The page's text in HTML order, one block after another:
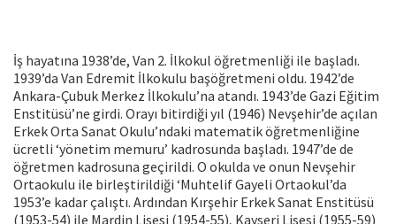
İş hayatına 1938’de, Van 2. İlkokul öğretmenliği ile başladı.
1939’da Van Edremit İlkokulu başöğretmeni oldu. 1942’de
Ankara-Çubuk Merkez İlkokulu’na atandı. 1943’de Gazi Eğitim
Enstitüsü’ne girdi. Orayı bitirdiği yıl (1946) Nevşehir’de açılan
Erkek Orta Sanat Okulu’ndaki matematik öğretmenliğine
ücretli ‘yönetim memuru’ kadrosunda başladı. 1947’de de
öğretmen kadrosuna geçirildi. O okulda ve onun Nevşehir
Ortaokulu ile birleştirildiği ‘Muhtelif Gayeli Ortaokul’da
1953’e kadar çalıştı. Ardından Kırşehir Erkek Sanat Enstitüsü
(1953-54) ile Mardin Lisesi (1954-55), Kayseri Lisesi (1955-59)